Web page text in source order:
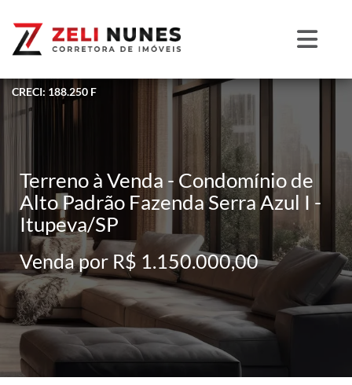
CRECI: 188.250 F
Terreno à Venda - Condomínio de
Alto Padrão Fazenda Serra Azul I -
Itupeva/SP
Venda por R$ 1.150.000,00